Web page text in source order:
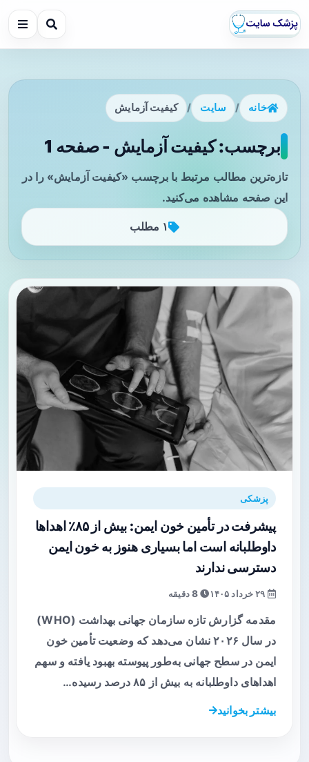
خانه / سایت / کیفیت آزمایش
برچسب: کیفیت آزمایش - صفحه 1
تازه‌ترین مطالب مرتبط با برچسب «کیفیت آزمایش» را در
این صفحه مشاهده می‌کنید.
۱ مطلب
پزشکی
پیشرفت در تأمین خون ایمن: بیش از ۸۵٪ اهداها
داوطلبانه است اما بسیاری هنوز به خون ایمن
دسترسی ندارند
8 دقیقه
مقدمه گزارش تازه سازمان جهانی بهداشت (WHO)
در سال ۲۰۲۶ نشان می‌دهد که وضعیت تأمین خون
ایمن در سطح جهانی به‌طور پیوسته بهبود یافته و سهم
اهداهای داوطلبانه به بیش از ۸۵ درصد رسیده…
بیشتر بخوانید